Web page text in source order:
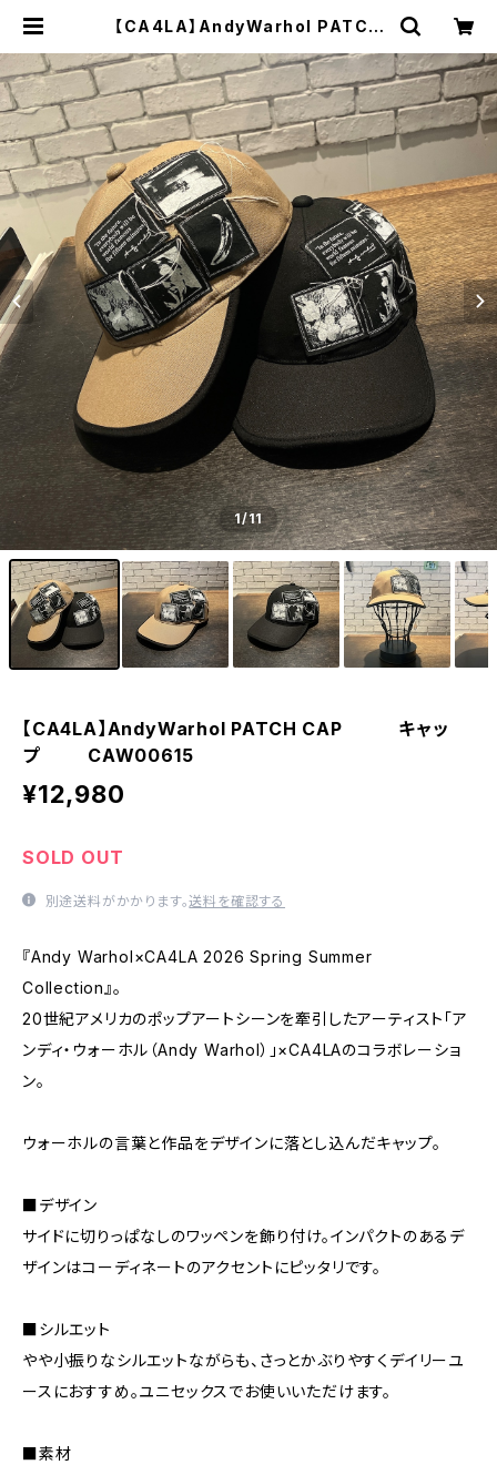
【CA4LA】AndyWarhol PATCH
15 | 広島の帽子専門店SHAPPO（シ
ャッポ）
1/11
【CA4LA】AndyWarhol PATCH CAP キャッ
プ CAW00615
¥12,980
SOLD OUT
別途送料がかかります。送料を確認する
『Andy Warhol×CA4LA 2026 Spring Summer
Collection』。
20世紀アメリカのポップアートシーンを牽引したアーティスト「ア
ンディ・ウォーホル（Andy Warhol）」×CA4LAのコラボレーショ
ン。
ウォーホルの言葉と作品をデザインに落とし込んだキャップ。
■デザイン
サイドに切りっぱなしのワッペンを飾り付け。インパクトのあるデ
ザインはコーディネートのアクセントにピッタリです。
■シルエット
やや小振りなシルエットながらも、さっとかぶりやすくデイリーユ
ースにおすすめ。ユニセックスでお使いいただけます。
■素材